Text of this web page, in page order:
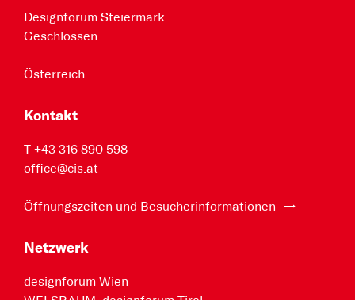
Designforum Steiermark
Geschlossen
Österreich
Kontakt
T +43 316 890 598
office@cis.at
Öffnungszeiten und Besucherinformationen
Netzwerk
designforum Wien